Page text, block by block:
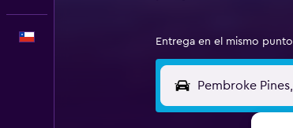
Entrega en el mismo punto